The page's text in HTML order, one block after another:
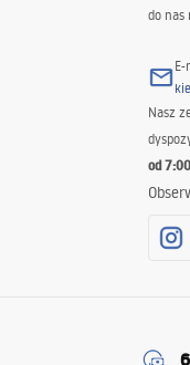
do nas
E-
Nasz
od